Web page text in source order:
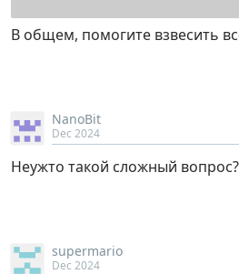
В общем, помогите взвесить
NanoBit
Dec 2024
Неужто такой сложный вопрос?
supermario
Dec 2024